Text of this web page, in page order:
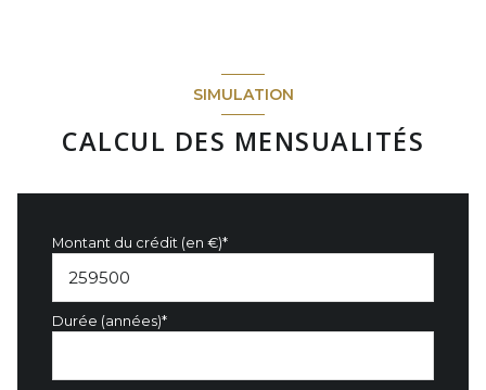
SIMULATION
CALCUL DES MENSUALITÉS
Montant du crédit (en €)*
Durée (années)*